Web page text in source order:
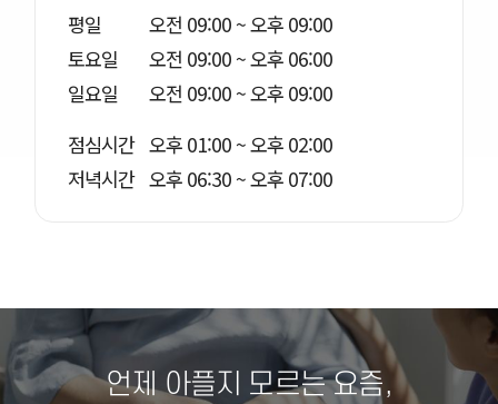
평일
오전 09:00 ~ 오후 09:00
토요일
오전 09:00 ~ 오후 06:00
일요일
오전 09:00 ~ 오후 09:00
점심시간 오후 01:00 ~ 오후 02:00
저녁시간 오후 06:30 ~ 오후 07:00
언제 아플지 모르는 요즘,